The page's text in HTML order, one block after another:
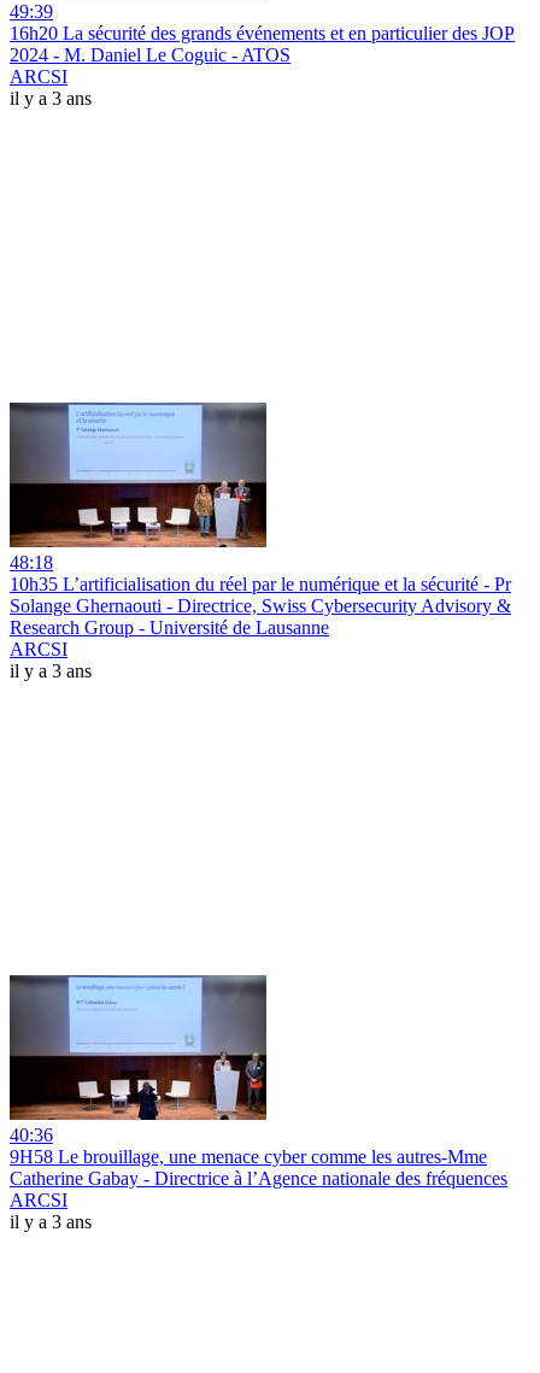
49:39
16h20 La sécurité des grands événements et en particulier des JOP
2024 - M. Daniel Le Coguic - ATOS
ARCSI
il y a 3 ans
48:18
10h35 L’artificialisation du réel par le numérique et la sécurité - Pr
Solange Ghernaouti - Directrice, Swiss Cybersecurity Advisory &
Research Group - Université de Lausanne
ARCSI
il y a 3 ans
40:36
9H58 Le brouillage, une menace cyber comme les autres-Mme
Catherine Gabay - Directrice à l’Agence nationale des fréquences
ARCSI
il y a 3 ans